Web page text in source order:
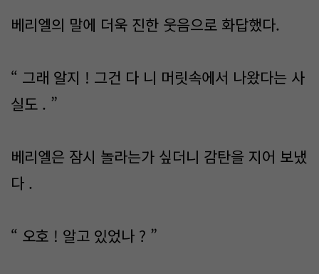
베리엘의 말에 더욱 진한 웃음으로 화답했다.
“ 그래 알지 ! 그건 다 니 머릿속에서 나왔다는 사
실도 . ”
베리엘은 잠시 놀라는가 싶더니 감탄을 지어 보냈
다 .
“ 오호 ! 알고 있었나 ? ”